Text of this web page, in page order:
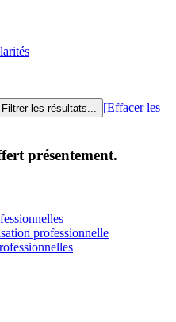
[Effacer les
présentement.
professionnelle